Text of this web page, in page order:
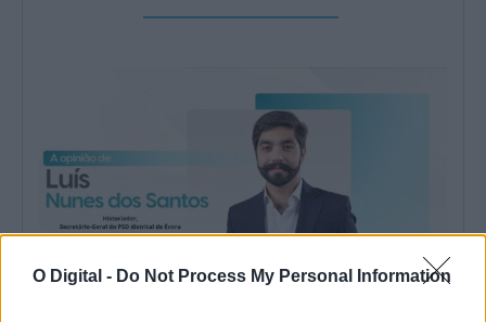
O Digital - Do Not Process My Personal Information